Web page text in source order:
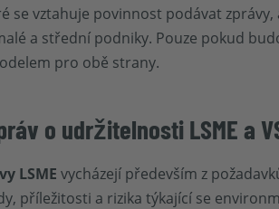
se vztahuje povinnost podávat
a střední podniky. Pouze pokud
pro obě strany.
o udržitelnosti LSME a
LSME vycházejí především z
příležitosti a rizika týkající se